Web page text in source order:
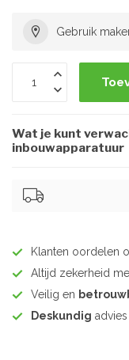
Gebruik
Wat je kunt
inbouwapparatuur
Klanten oordelen
Altijd zekerheid
Veilig en
Deskundig